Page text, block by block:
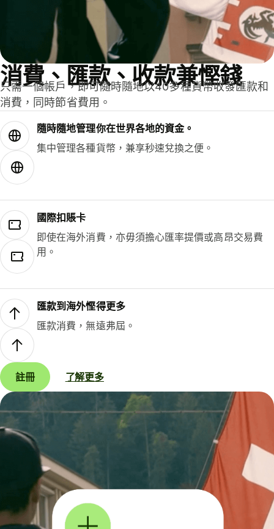
消費、匯款、收款兼慳錢
只需一個帳戶，即可隨時隨地以40多種貨幣收發匯款和
消費，同時節省費用。
隨時隨地管理你在世界各地的資金。
集中管理各種貨幣，兼享秒速兌換之便。
國際扣賬卡
即使在海外消費，亦毋須擔心匯率提價或高昂交易費
用。
匯款到海外慳得更多
匯款消費，無遠弗屆。
註冊 了解更多